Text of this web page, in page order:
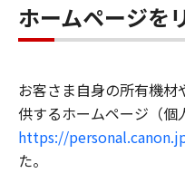
ホームページを
お客さま自身の所有機
供するホームページ（個
https://
た。